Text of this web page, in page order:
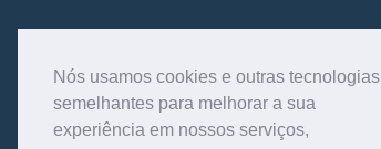
Nós usamos cookies e outras tecnologias
semelhantes para melhorar a sua
experiência em nossos serviços,